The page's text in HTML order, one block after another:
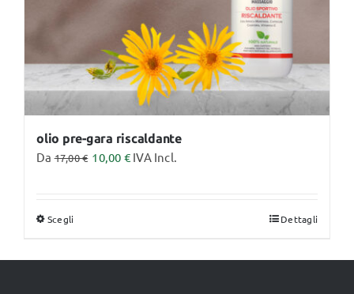
olio pre-gara riscaldante
Da17,00€ 10,00 €IVA Incl.
Scegli Dettagli